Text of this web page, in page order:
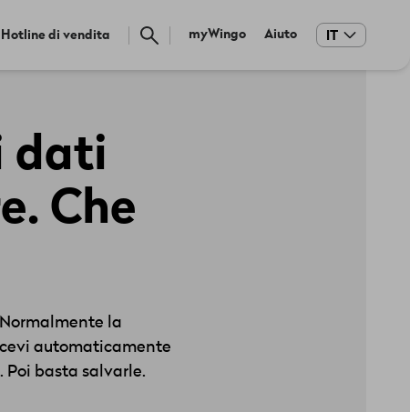
Hotline di vendita
Meta
myWingo Aiuto IT
dati
Che
la
automaticamente
Poi basta salvarle.